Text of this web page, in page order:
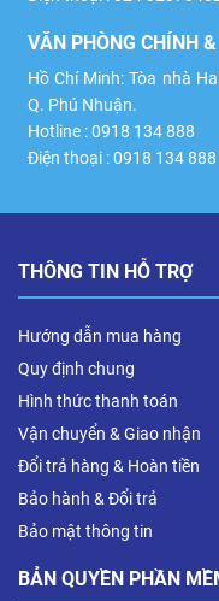
VĂN PHÒNG CHÍNH
Hồ Chí Minh: Tòa nhà
Q. Phú Nhuận.
Hotline : 0918 134 888
Điện thoại : 0918 134
THÔNG TIN HỖ TRỢ
Hướng dẫn mua hàng
Quy định chung
Hình thức thanh toán
Vận chuyển & Giao nhận
Đổi trả hàng & Hoàn tiền
Bảo hành & Đổi trả
Bảo mật thông tin
BẢN QUYỀN PHẦN